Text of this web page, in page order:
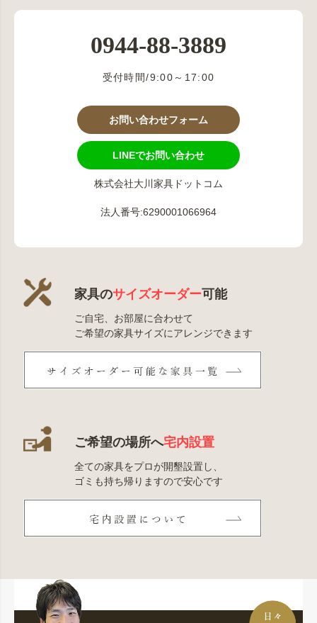
0944-88-3889
受付時間/9:00～17:00
お問い合わせフォーム
LINEでお問い合わせ
株式会社大川家具ドットコム
法人番号:6290001066964
家具のサイズオーダー可能
ご自宅、お部屋に合わせて
ご希望の家具サイズにアレンジできます
ご希望の場所へ宅内設置
全ての家具をプロが開墾設置し、
ゴミも持ち帰りますので安心です